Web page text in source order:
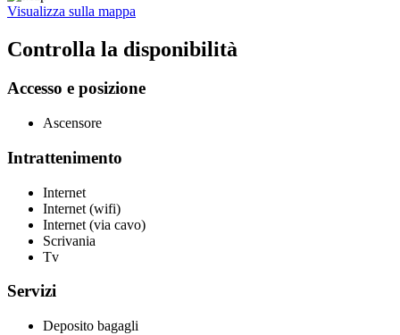
Visualizza sulla mappa
Controlla la disponibilità
Accesso e posizione
Ascensore
Intrattenimento
Internet
Internet (wifi)
Internet (via cavo)
Scrivania
Tv
Servizi
Deposito bagagli